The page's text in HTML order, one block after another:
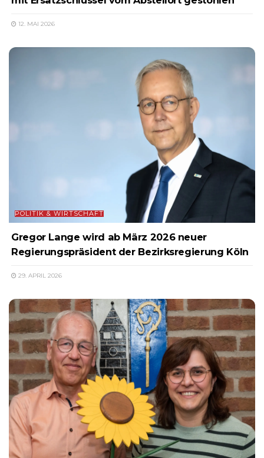
12. MAI 2026
POLITIK & WIRTSCHAFT
Gregor Lange wird ab März 2026 neuer
Regierungspräsident der Bezirksregierung Köln
29. APRIL 2026